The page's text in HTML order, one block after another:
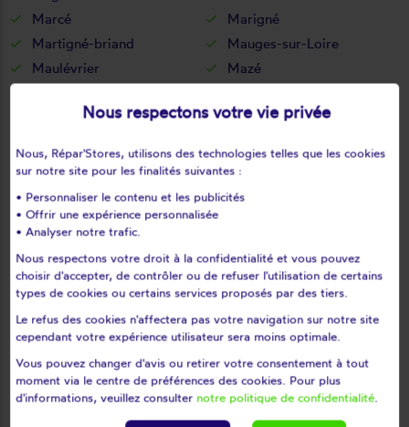
Marcé
Marigné
Martigné-briand
Mauges-sur-Loire
Maulévrier
Mazé
Meigné-le-vicomte
Miré
Montfaucon-montigné
Montfort
Montguillon
Montigné-lès-rairies
Montjean-sur-loire
Montreuil-bellay
Montreuil-juigné
Montreuil-sur-loir
Montreuil-sur-maine
Montrevault
Montsoreau
Morannes
Mouliherne
Mozé-sur-louet
Mûrs-erigné
Neuillé
Neuvy-en-mauges
Nous respectons votre vie privée
Nous, Répar'Stores, utilisons des technologies telles que les cookies
sur notre site pour les finalités suivantes :
• Personnaliser le contenu et les publicités
• Offrir une expérience personnalisée
• Analyser notre trafic.
Nous respectons votre droit à la confidentialité et vous pouvez
choisir d'accepter, de contrôler ou de refuser l'utilisation de certains
types de cookies ou certains services proposés par des tiers.
Le refus des cookies n'affectera pas votre navigation sur notre site
cependant votre expérience utilisateur sera moins optimale.
Vous pouvez changer d'avis ou retirer votre consentement à tout
moment via le centre de préférences des cookies. Pour plus
d'informations, veuillez consulter notre politique de confidentialité.